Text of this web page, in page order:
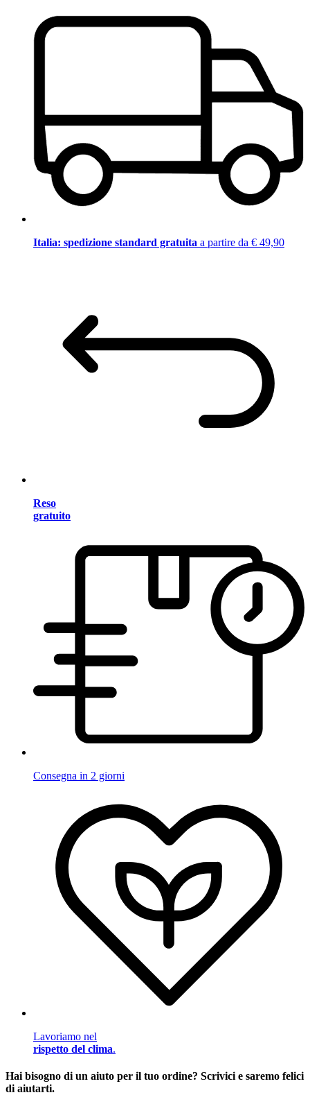
Italia: spedizione standard gratuita a partire da € 49,90
Reso
gratuito
Consegna in 2 giorni
Lavoriamo nel
rispetto del clima.
Hai bisogno di un aiuto per il tuo ordine? Scrivici e saremo felici
di aiutarti.